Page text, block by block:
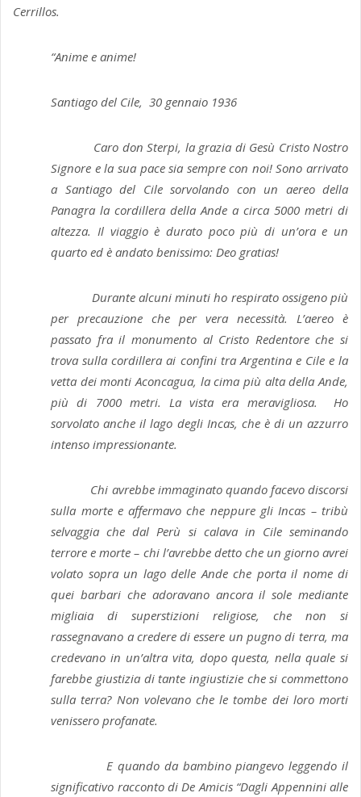
Cerrillos.
“Anime e anime!
Santiago del Cile, 30 gennaio 1936
Caro don Sterpi, la grazia di Gesù Cristo Nostro
Signore e la sua pace sia sempre con noi! Sono arrivato
a Santiago del Cile sorvolando con un aereo della
Panagra la cordillera della Ande a circa 5000 metri di
altezza. Il viaggio è durato poco più di un’ora e un
quarto ed è andato benissimo: Deo gratias!
Durante alcuni minuti ho respirato ossigeno più
per precauzione che per vera necessità. L’aereo è
passato fra il monumento al Cristo Redentore che si
trova sulla cordillera ai confini tra Argentina e Cile e la
vetta dei monti Aconcagua, la cima più alta della Ande,
più di 7000 metri. La vista era meravigliosa. Ho
sorvolato anche il lago degli Incas, che è di un azzurro
intenso impressionante.
Chi avrebbe immaginato quando facevo discorsi
sulla morte e affermavo che neppure gli Incas – tribù
selvaggia che dal Perù si calava in Cile seminando
terrore e morte – chi l’avrebbe detto che un giorno avrei
volato sopra un lago delle Ande che porta il nome di
quei barbari che adoravano ancora il sole mediante
migliaia di superstizioni religiose, che non si
rassegnavano a credere di essere un pugno di terra, ma
credevano in un’altra vita, dopo questa, nella quale si
farebbe giustizia di tante ingiustizie che si commettono
sulla terra? Non volevano che le tombe dei loro morti
venissero profanate.
E quando da bambino piangevo leggendo il
significativo racconto di De Amicis “Dagli Appennini alle